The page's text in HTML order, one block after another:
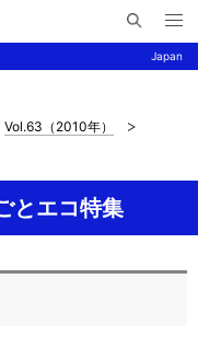
Japan
イ
メ
ニ
ュ
Vol.63（2010年）
とエコ特集